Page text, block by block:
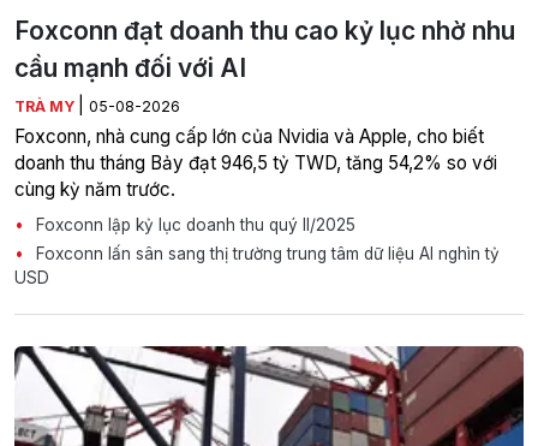
Foxconn đạt doanh thu cao kỷ lục nhờ nhu
cầu mạnh đối với AI
TRÀ MY 05-08-2026
Foxconn, nhà cung cấp lớn của Nvidia và Apple, cho biết
doanh thu tháng Bảy đạt 946,5 tỷ TWD, tăng 54,2% so với
cùng kỳ năm trước.
Foxconn lập kỷ lục doanh thu quý II/2025
Foxconn lấn sân sang thị trường trung tâm dữ liệu AI nghìn tỷ
USD